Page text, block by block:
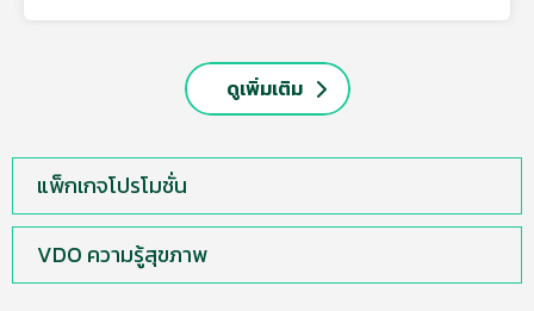
ดูเพิ่มเติม
แพ็กเกจโปรโมชั่น
VDO ความรู้สุขภาพ